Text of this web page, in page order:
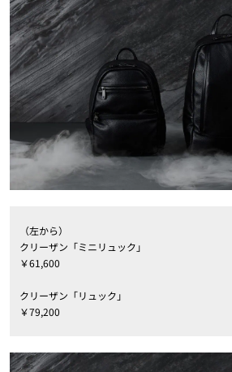
（左から）
クリーザン「ミニリュック」
￥61,600
クリーザン「リュック」
￥79,200